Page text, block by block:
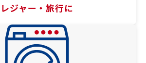
レジャー・旅行に